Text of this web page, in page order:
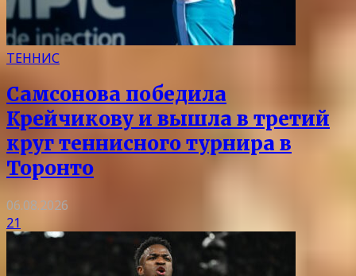
ТЕННИС
Самсонова победила
Крейчикову и вышла в третий
круг теннисного турнира в
Торонто
06.08.2026
21